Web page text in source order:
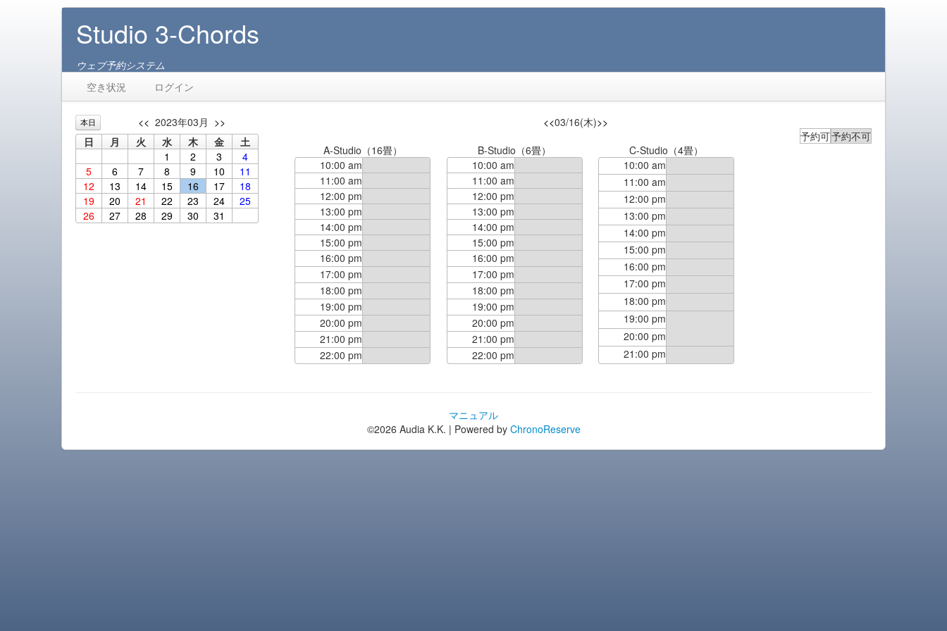
Studio 3-Chords
ウェブ予約システム
空き状況
ログイン
本日 << 2023年03月 >>
日
月 火 水 木 金
土
1
2 3
4
5
6 7 8 9 10
11
12
13 14 15 16 17
18
19
20 21 22 23 24
25
26
27 28 29 30 31
<<03/16(木)>>
予約可予約不可
A-Studio（16畳）
10:00 am
11:00 am
12:00 pm
13:00 pm
14:00 pm
15:00 pm
16:00 pm
17:00 pm
18:00 pm
19:00 pm
20:00 pm
21:00 pm
22:00 pm
B-Studio（6畳）
10:00 am
11:00 am
12:00 pm
13:00 pm
14:00 pm
15:00 pm
16:00 pm
17:00 pm
18:00 pm
19:00 pm
20:00 pm
21:00 pm
22:00 pm
C-Studio（4畳）
10:00 am
11:00 am
12:00 pm
13:00 pm
14:00 pm
15:00 pm
16:00 pm
17:00 pm
18:00 pm
19:00 pm
20:00 pm
21:00 pm
マニュアル
©2026 Audia K.K. | Powered by ChronoReserve